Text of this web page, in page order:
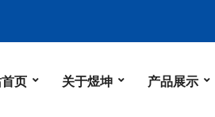
首页 关于煜坤 产品展示